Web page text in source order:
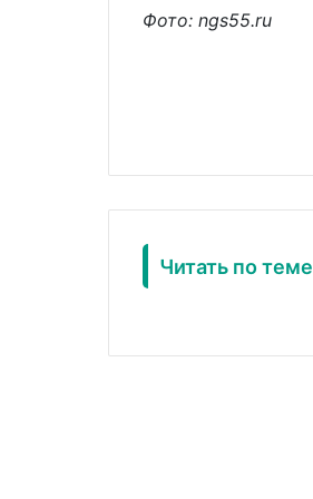
Фото: ngs55.ru
Читать по теме